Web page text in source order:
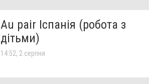
Au pair Іспанія (робота з
дітьми)
14:52, 2 серпня